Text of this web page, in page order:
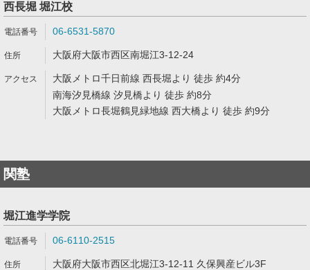
西長堀 堀江校
06-6531-5870
大阪府大阪市西区南堀江3-12-24
大阪メトロ千日前線 西長堀より 徒歩 約4分
南海汐見橋線 汐見橋より 徒歩 約8分
大阪メトロ長堀鶴見緑地線 西大橋より 徒歩 約9分
関塾
堀江進学学院
06-6110-2515
大阪府大阪市西区北堀江3-12-11 久保興産ビル3F